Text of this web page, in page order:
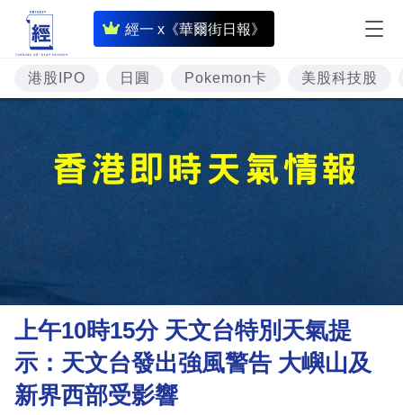
經一 x《華爾街日報》
即
時
財
經
題
投
理
財
商
業
港股IPO 日圓 Pokemon卡 美股科技股
上午10時15分 天文台特別天氣提
示：天文台發出強風警告 大嶼山及
新界西部受影響